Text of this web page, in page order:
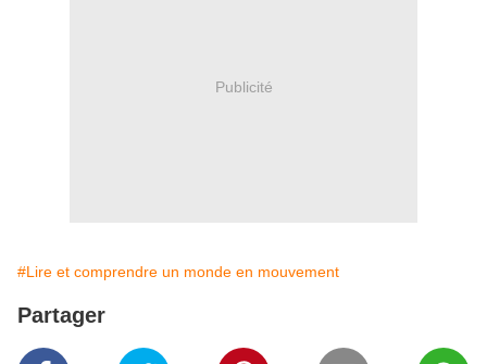
Publicité
#Lire et comprendre un monde en mouvement
Partager